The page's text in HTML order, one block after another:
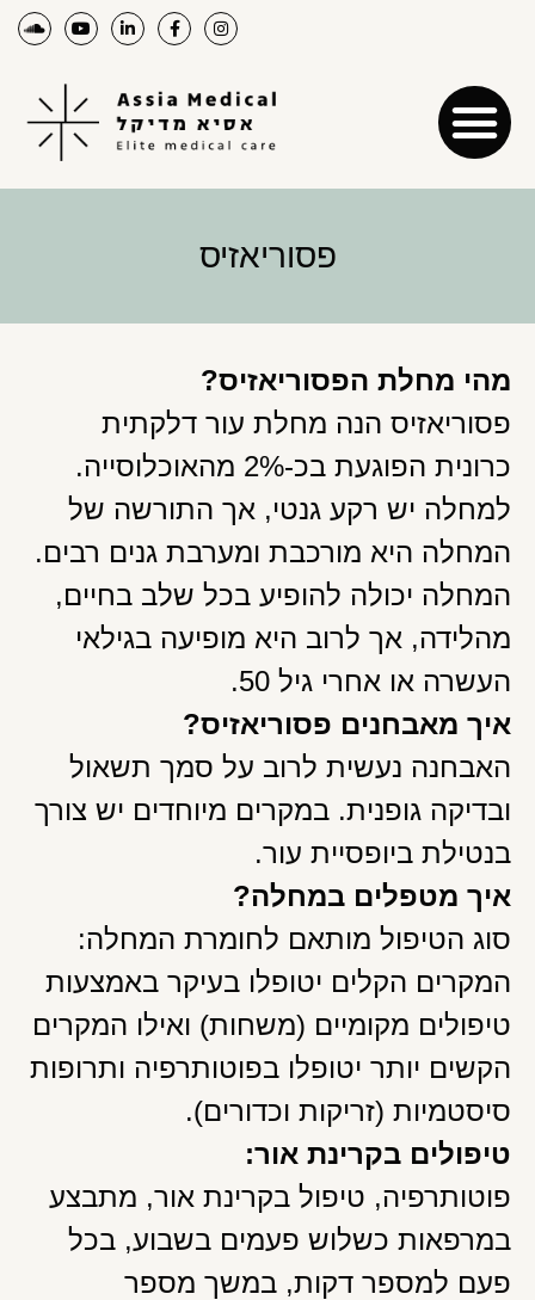
פסוריאזיס
מהי מחלת הפסוריאזיס?
פסוריאזיס הנה מחלת עור דלקתית
כרונית הפוגעת בכ-2% מהאוכלוסייה.
למחלה יש רקע גנטי, אך התורשה של
המחלה היא מורכבת ומערבת גנים רבים.
המחלה יכולה להופיע בכל שלב בחיים,
מהלידה, אך לרוב היא מופיעה בגילאי
העשרה או אחרי גיל 50.
איך מאבחנים פסוריאזיס?
האבחנה נעשית לרוב על סמך תשאול
ובדיקה גופנית. במקרים מיוחדים יש צורך
בנטילת ביופסיית עור.
איך מטפלים במחלה?
סוג הטיפול מותאם לחומרת המחלה:
המקרים הקלים יטופלו בעיקר באמצעות
טיפולים מקומיים (משחות) ואילו המקרים
הקשים יותר יטופלו בפוטותרפיה ותרופות
סיסטמיות (זריקות וכדורים).
טיפולים בקרינת אור:
פוטותרפיה, טיפול בקרינת אור, מתבצע
במרפאות כשלוש פעמים בשבוע, בכל
פעם למספר דקות, במשך מספר